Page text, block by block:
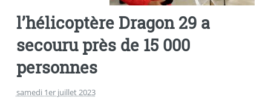
l’hélicoptère Dragon 29 a
secouru près de 15 000
personnes
samedi 1er juillet 2023